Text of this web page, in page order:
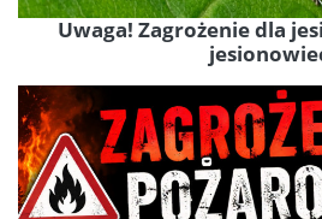
Uwaga! Zagrożenie dla